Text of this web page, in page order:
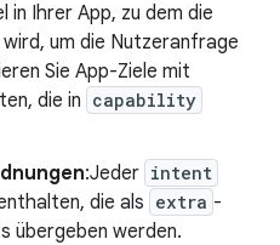
in Ihrer App, zu dem die
um die Nutzeranfrage
Sie App-Ziele mit
die in capability
:Jeder intent
die als extra -
übergeben werden.